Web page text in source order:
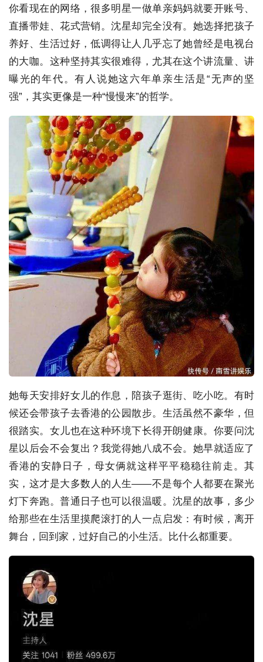
你看现在的网络，很多明星一做单亲妈妈就要开账号、
直播带娃、花式营销。沈星却完全没有。她选择把孩子
养好、生活过好，低调得让人几乎忘了她曾经是电视台
的大咖。这种坚持其实很难得，尤其在这个讲流量、讲
曝光的年代。有人说她这六年单亲生活是“无声的坚
强”，其实更像是一种“慢慢来”的哲学。
她每天安排好女儿的作息，陪孩子逛街、吃小吃。有时
候还会带孩子去香港的公园散步。生活虽然不豪华，但
很踏实。女儿也在这种环境下长得开朗健康。你要问沈
星以后会不会复出？我觉得她八成不会。她早就适应了
香港的安静日子，母女俩就这样平平稳稳往前走。其
实，这才是大多数人的人生——不是每个人都要在聚光
灯下奔跑。普通日子也可以很温暖。沈星的故事，多少
给那些在生活里摸爬滚打的人一点启发：有时候，离开
舞台，回到家，过好自己的小生活。比什么都重要。